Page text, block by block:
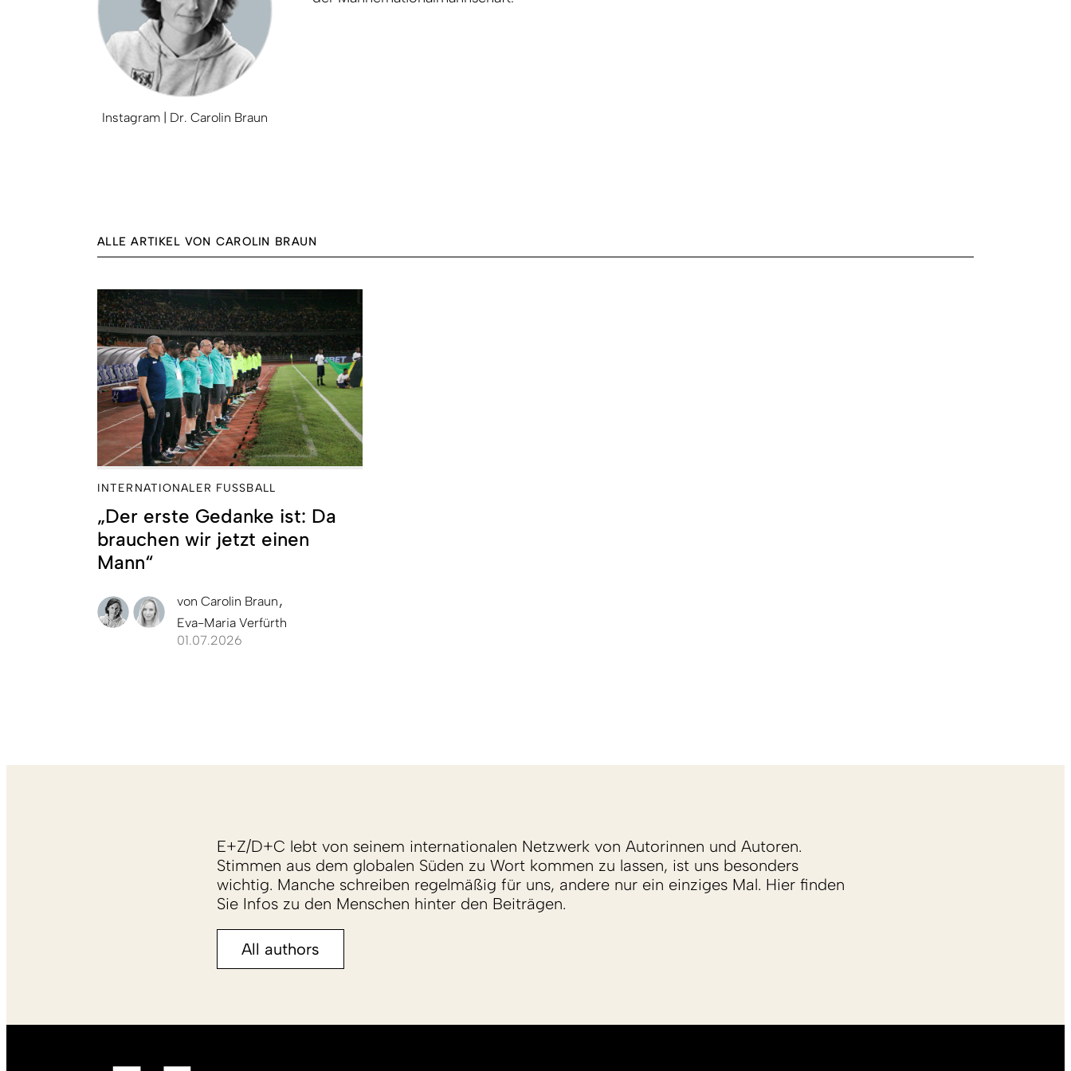
Instagram | Dr. Carolin Braun
ALLE ARTIKEL VON CAROLIN BRAUN
INTERNATIONALER FUSSBALL
„Der erste Gedanke ist: Da
brauchen wir jetzt einen
Mann“
von Carolin Braun
Eva-Maria Verfürth
01.07.2026
E+Z/D+C lebt von seinem internationalen Netzwerk von Autorinnen und Autoren.
Stimmen aus dem globalen Süden zu Wort kommen zu lassen, ist uns besonders
wichtig. Manche schreiben regelmäßig für uns, andere nur ein einziges Mal. Hier finden
Sie Infos zu den Menschen hinter den Beiträgen.
All authors